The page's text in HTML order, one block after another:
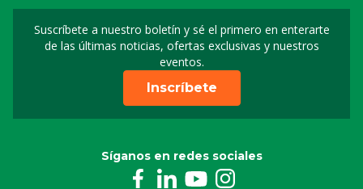
Suscríbete a nuestro boletín y sé el primero en enterarte
de las últimas noticias, ofertas exclusivas y nuestros
eventos.
Suscripción a nuestro
Inscríbete
Síganos en redes sociales